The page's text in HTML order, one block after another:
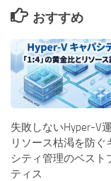
おすすめ
失敗しないHyper-V運
リソース枯渇を防ぐ
シティ管理のベスト
ティス